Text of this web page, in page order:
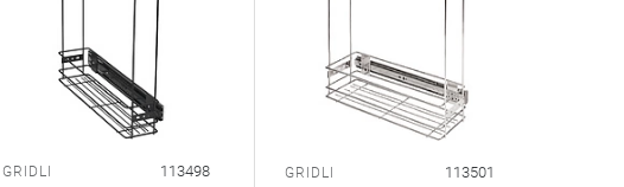
GRIDLI 113498 GRIDLI 113501